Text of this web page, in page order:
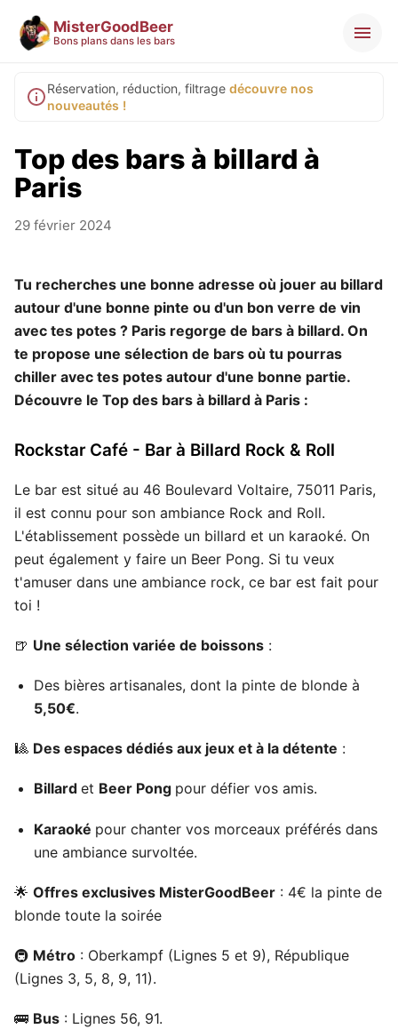
MisterGoodBeer
Bons plans dans les bars
Réservation, réduction, filtrage découvre nos
nouveautés !
Top des bars à billard à
Paris
29 février 2024
Tu recherches une bonne adresse où jouer au billard
autour d'une bonne pinte ou d'un bon verre de vin
avec tes potes ? Paris regorge de bars à billard. On
te propose une sélection de bars où tu pourras
chiller avec tes potes autour d'une bonne partie.
Découvre le Top des bars à billard à Paris :
Rockstar Café - Bar à Billard Rock & Roll
Le bar est situé au 46 Boulevard Voltaire, 75011 Paris,
il est connu pour son ambiance Rock and Roll.
L'établissement possède un billard et un karaoké. On
peut également y faire un Beer Pong. Si tu veux
t'amuser dans une ambiance rock, ce bar est fait pour
toi !
🍺 Une sélection variée de boissons :
Des bières artisanales, dont la pinte de blonde à
5,50€.
🎱 Des espaces dédiés aux jeux et à la détente :
Billardet Beer Pong pour défier vos amis.
Karaoké pour chanter vos morceaux préférés dans
une ambiance survoltée.
🌟 Offres exclusives MisterGoodBeer : 4€ la pinte de
blonde toute la soirée
🚇 Métro : Oberkampf (Lignes 5 et 9), République
(Lignes 3, 5, 8, 9, 11).
🚌 Bus : Lignes 56, 91.